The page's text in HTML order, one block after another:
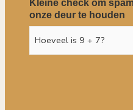
Kleine check om
onze deur te houden